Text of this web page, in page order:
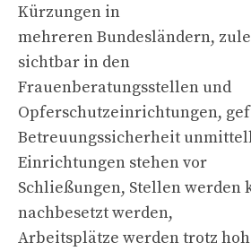
Kürzungen in
mehreren Bundesländern,
sichtbar in den
Frauenberatungsstellen und
Opferschutzeinrichtungen,
Betreuungssicherheit
Einrichtungen stehen vor
Schließungen, Stellen werden
nachbesetzt werden,
Arbeitsplätze werden trotz